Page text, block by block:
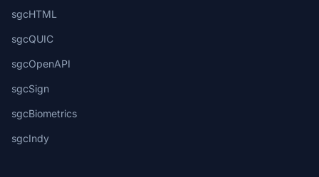
sgcHTML
sgcQUIC
sgcOpenAPI
sgcSign
sgcBiometrics
sgcIndy